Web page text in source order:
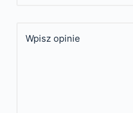
Wpisz opinie